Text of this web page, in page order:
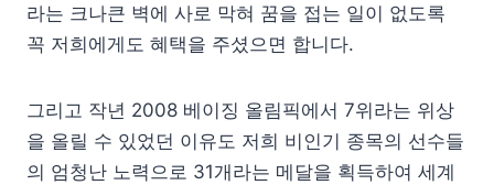
라는 크나큰 벽에 사로 막혀 꿈을 접는 일이 없도록
꼭 저희에게도 혜택을 주셨으면 합니다.
그리고 작년 2008 베이징 올림픽에서 7위라는 위상
을 올릴 수 있었던 이유도 저희 비인기 종목의 선수들
의 엄청난 노력으로 31개라는 메달을 획득하여 세계